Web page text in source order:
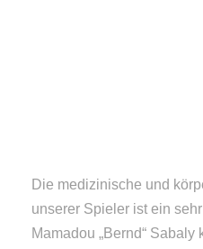
Die medizinische und
unserer Spieler ist ein
Mamadou „Bernd“